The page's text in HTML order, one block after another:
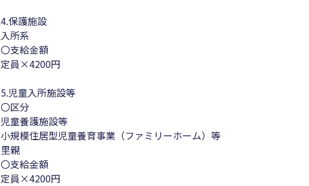
4.保護施設
入所系
〇支給金額
定員×4200円
5.児童入所施設等
〇区分
児童養護施設等
小規模住居型児童養育事業（ファミリーホーム）等
里親
〇支給金額
定員×4200円